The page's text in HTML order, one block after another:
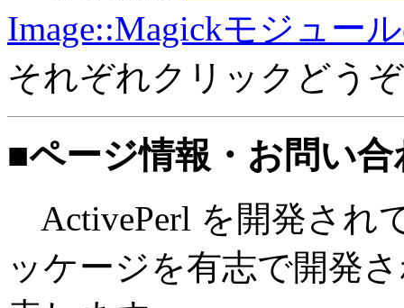
Image::Magickモジュー
それぞれクリックどう
■ページ情報・お問い合
ActivePerl を開発され
ッケージを有志で開発